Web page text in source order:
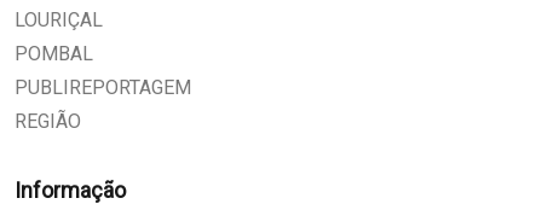
LOURIÇAL
POMBAL
PUBLIREPORTAGEM
REGIÃO
Informação